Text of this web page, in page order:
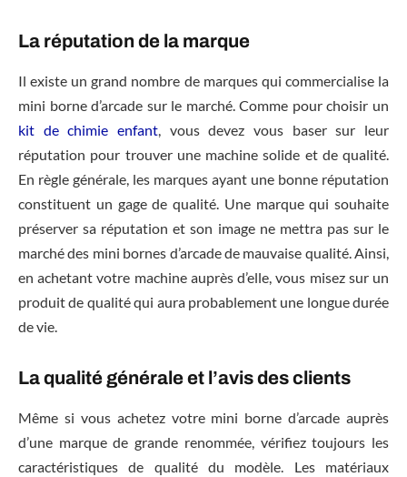
La réputation de la marque
Il existe un grand nombre de marques qui commercialise la
mini borne d’arcade sur le marché. Comme pour choisir un
kit de chimie enfant, vous devez vous baser sur leur
réputation pour trouver une machine solide et de qualité.
En règle générale, les marques ayant une bonne réputation
constituent un gage de qualité. Une marque qui souhaite
préserver sa réputation et son image ne mettra pas sur le
marché des mini bornes d’arcade de mauvaise qualité. Ainsi,
en achetant votre machine auprès d’elle, vous misez sur un
produit de qualité qui aura probablement une longue durée
de vie.
La qualité générale et l’avis des clients
Même si vous achetez votre mini borne d’arcade auprès
d’une marque de grande renommée, vérifiez toujours les
caractéristiques de qualité du modèle. Les matériaux